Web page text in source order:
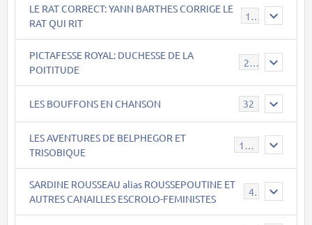
LE RAT CORRECT: YANN BARTHES CORRIGE LE
RAT QUI RIT
15
PICTAFESSE ROYAL: DUCHESSE DE LA
POITITUDE
23
LES BOUFFONS EN CHANSON 32
LES AVENTURES DE BELPHEGOR ET
TRISOBIQUE
147
SARDINE ROUSSEAU alias ROUSSEPOUTINE ET
AUTRES CANAILLES ESCROLO-FEMINISTES
40